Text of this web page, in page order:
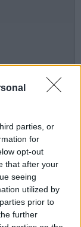
parties, or
for
opt-out
that after your
seeing
utilized by
prior to
further